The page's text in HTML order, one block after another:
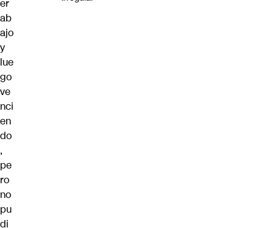
er
ab
ajo
y
lue
go
ve
nci
en
do
,
pe
ro
no
pu
di